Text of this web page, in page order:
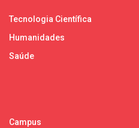
Tecnologia Científica
Humanidades
Saúde
Campus